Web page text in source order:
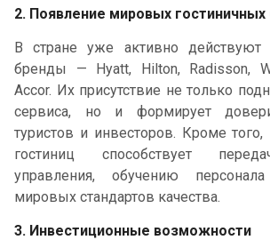
2. Появление мировых
В стране уже активно действуют
бренды — Hyatt, Hilton, Radisson,
Accor. Их присутствие не только
сервиса, но и формирует
туристов и инвесторов. Кроме того,
гостиниц способствует
управления, обучению
мировых стандартов качества.
3. Инвестиционные возможности